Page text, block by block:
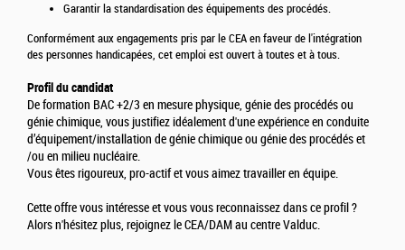
Garantir la standardisation des équipements des procédés.
Conformément aux engagements pris par le CEA en faveur de l'intégration
des personnes handicapées, cet emploi est ouvert à toutes et à tous.
Profil du candidat
De formation BAC +2/3 en mesure physique, génie des procédés ou
génie chimique, vous justifiez idéalement d'une expérience en conduite
d’équipement/installation de génie chimique ou génie des procédés et
/ou en milieu nucléaire.
Vous êtes rigoureux, pro-actif et vous aimez travailler en équipe.
Cette offre vous intéresse et vous vous reconnaissez dans ce profil ?
Alors n'hésitez plus, rejoignez le CEA/DAM au centre Valduc.